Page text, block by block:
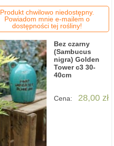
Produkt chwilowo niedostępny.
Powiadom mnie e-mailem o
dostępności tej rośliny!
Bez czarny
(Sambucus
nigra) Golden
Tower c3 30-
40cm
Cena: 28,00 zł